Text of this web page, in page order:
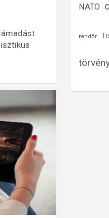
NATO
rendőr